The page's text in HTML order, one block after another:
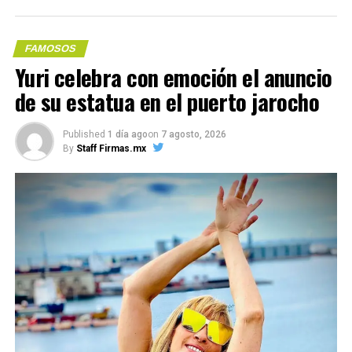
Además, McCartney lanzará a finales de este mes un
nuevo álbum de estudio titulado ‘The Boys of Dungeon
Lane’, centrado íntegramente en sus recuerdos de
infancia en Liverpool.
Con información de EFE
Compártelo:
Me gusta esto:
FAMOSOS
Yuri celebra con emoción el anuncio
de su estatua en el puerto jarocho
Published 1 día agoon 7 agosto, 2026
By Staff Firmas.mx